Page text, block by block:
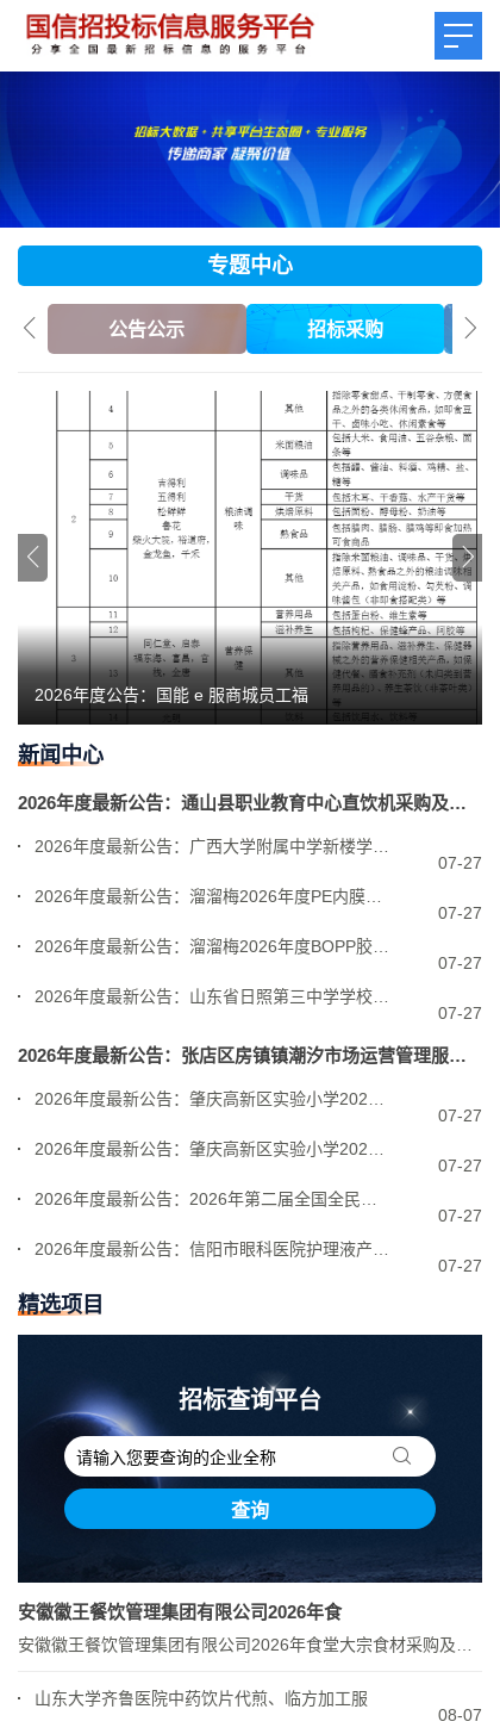
专题中心
公告公示 招标采购
2026年度公告：国能 e 服商城员工福
新闻中心
2026年度最新公告：通山县职业教育中心直饮机采购及安装项目竞争性磋商
2026年度最新公告：广西大学附属中学新楼学生教室及宿舍建设项目
07-27
2026年度最新公告：溜溜梅2026年度PE内膜袋采购项目招标公告
07-27
2026年度最新公告：溜溜梅2026年度BOPP胶带招标公告
07-27
2026年度最新公告：山东省日照第三中学学校食堂劳务服务外包项目招标公
07-27
2026年度最新公告：张店区房镇镇潮汐市场运营管理服务项目竞争性磋商公
2026年度最新公告：肇庆高新区实验小学2026-2028年食堂团队劳
07-27
2026年度最新公告：肇庆高新区实验小学2026-2028年食材配送项
07-27
2026年度最新公告：2026年第二届全国全民健身大赛（东北区）暨中国
07-27
2026年度最新公告：信阳市眼科医院护理液产品采购项目竞争性磋商公告
07-27
精选项目
招标查询平台
安徽徽王餐饮管理集团有限公司2026年食
安徽徽王餐饮管理集团有限公司2026年食堂大宗食材采购及配送服务项目招标公告(招标编号：AHZJ-2...
山东大学齐鲁医院中药饮片代煎、临方加工服
08-07